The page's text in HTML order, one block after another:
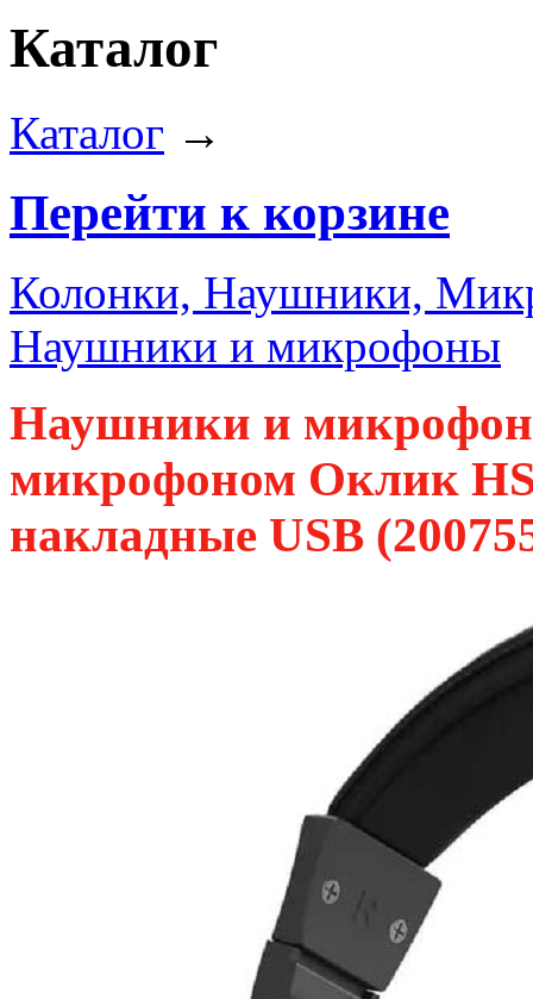
Каталог
Каталог →
Перейти к корзине
Колонки, Наушники,
Наушники и микрофоны
Наушники и
микрофоном Оклик
накладные USB